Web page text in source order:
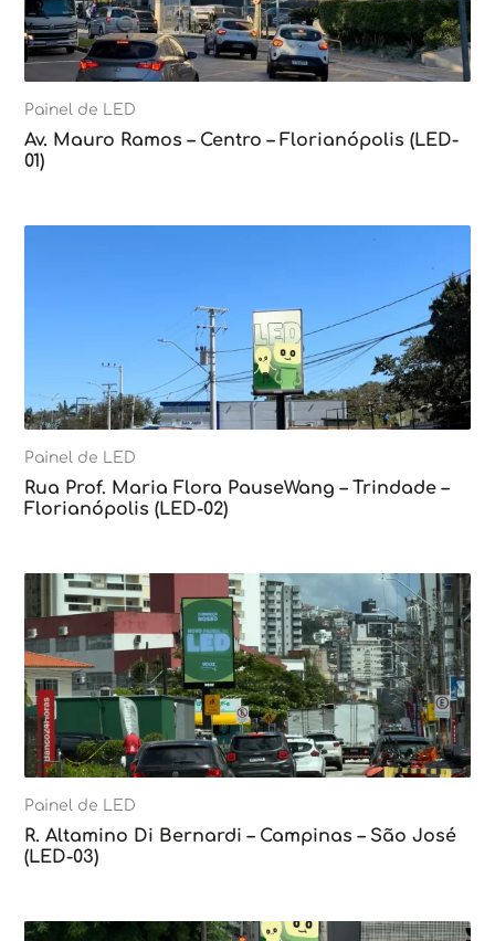
Painel de LED
Av. Mauro Ramos – Centro – Florianópolis (LED-
01)
Painel de LED
Rua Prof. Maria Flora PauseWang – Trindade –
Florianópolis (LED-02)
Painel de LED
R. Altamino Di Bernardi – Campinas – São José
(LED-03)